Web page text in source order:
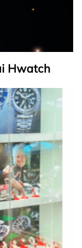
Hwatch